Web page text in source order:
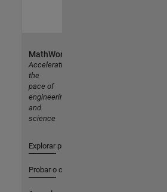
MathWorks
Accelerating
the
pace of
engineering
and
science
Explorar productos
Probar o comprar